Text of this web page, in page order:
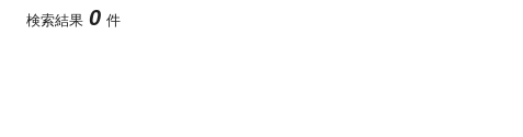
検索結果 0 件